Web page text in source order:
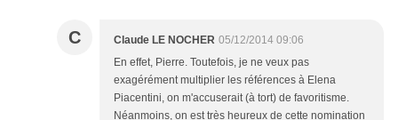
C Claude LE NOCHER 05/12/2014 09:06
En effet, Pierre. Toutefois, je ne veux pas
exagérément multiplier les références à Elena
Piacentini, on m'accuserait (à tort) de favoritisme.
Néanmoins, on est très heureux de cette nomination